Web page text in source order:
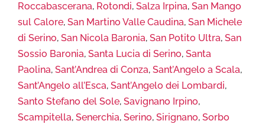
Roccabascerana, Rotondi, Salza Irpina, San Mango
sul Calore, San Martino Valle Caudina, San Michele
di Serino, San Nicola Baronia, San Potito Ultra, San
Sossio Baronia, Santa Lucia di Serino, Santa
Paolina, Sant’Andrea di Conza, Sant’Angelo a Scala,
Sant’Angelo all’Esca, Sant’Angelo dei Lombardi,
Santo Stefano del Sole, Savignano Irpino,
Scampitella, Senerchia, Serino, Sirignano, Sorbo